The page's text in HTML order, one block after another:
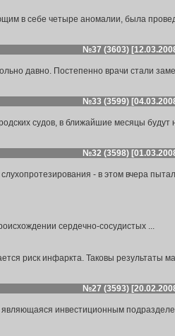
в себе четыре аномалии, была
№37 (3603)
давно. Постепенно врачи стали
№33 (3599)
судов, в ближайшие месяцы
№32 (3598)
- в этом вчера
сердечно-сосудистых ...
риск инфаркта. Таковы результаты
№27 (3593)
инвестиционным